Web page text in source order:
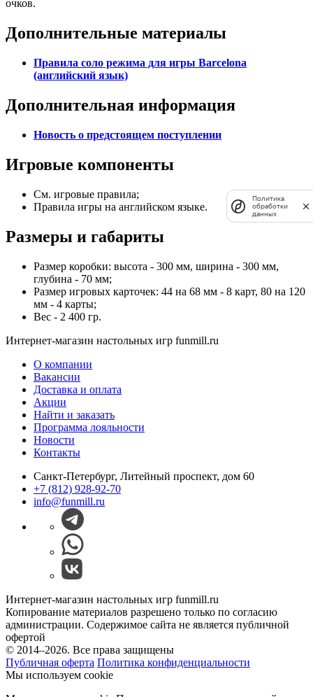
очков.
Дополнительные материалы
Правила соло режима для игры Barcelona
(английский язык)
Дополнительная информация
Новость о предстоящем поступлении
Игровые компоненты
См. игровые правила;
Правила игры на английском языке.
Размеры и габариты
Размер коробки: высота - 300 мм, ширина - 300 мм,
глубина - 70 мм;
Размер игровых карточек: 44 на 68 мм - 8 карт, 80 на 120
мм - 4 карты;
Вес - 2 400 гр.
Интернет-магазин настольных игр funmill.ru
О компании
Вакансии
Доставка и оплата
Акции
Найти и заказать
Программа лояльности
Новости
Контакты
Санкт-Петербург, Литейный проспект, дом 60
+7 (812) 928-92-70
info@funmill.ru
Интернет-магазин настольных игр funmill.ru
Копирование материалов разрешено только по согласию
администрации. Содержимое сайта не является публичной
офертой
© 2014–2026. Все права защищены
Публичная оферта Политика конфиденциальности
Мы используем cookie
Политика
обработки
данных